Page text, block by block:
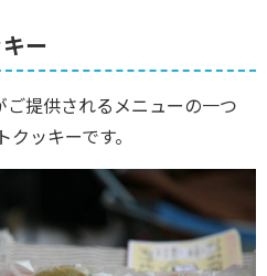
ー
ご提供されるメニューの一つ
ッキーです。